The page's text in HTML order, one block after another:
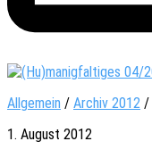
Allgemein / Archiv 2012 /
1. August 2012